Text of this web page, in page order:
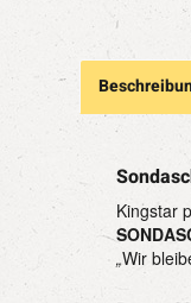
Kingstar
„Wir